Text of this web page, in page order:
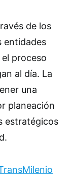
de los
entidades
proceso
al día. La
una
planeación
estratégicos